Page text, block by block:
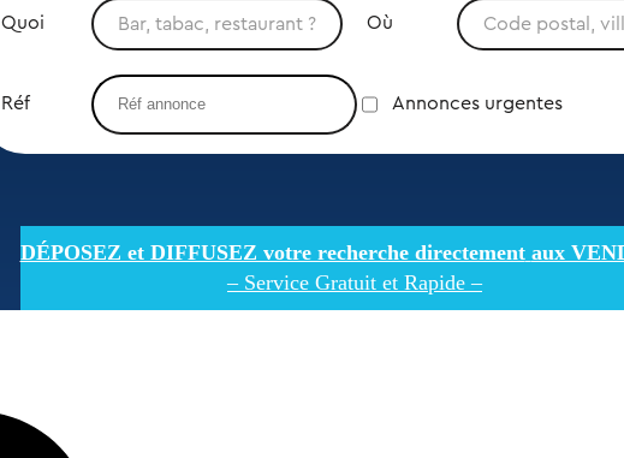
Quoi Où
Réf Annonces urgentes
DÉPOSEZ et DIFFUSEZ votre recherche directement aux
– Service Gratuit et Rapide –